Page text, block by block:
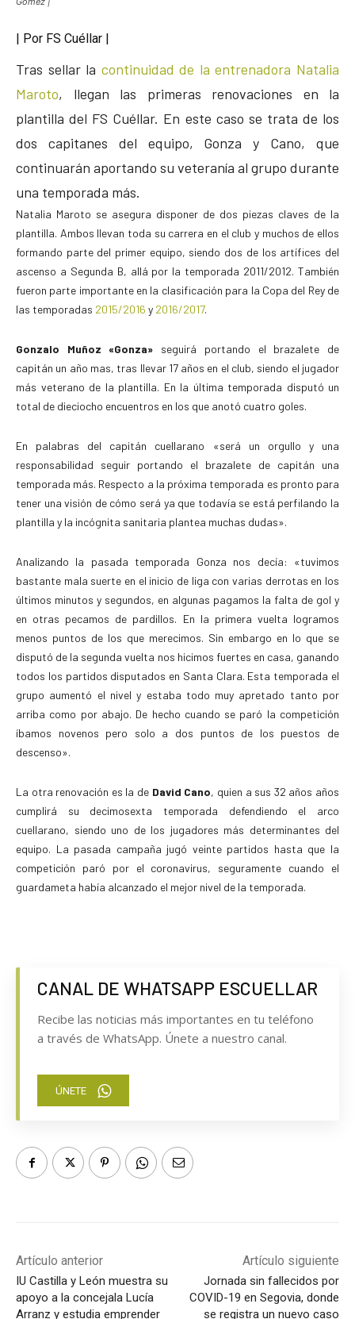
| Por FS Cuéllar |
Tras sellar la continuidad de la entrenadora Natalia
Maroto, llegan las primeras renovaciones en la
plantilla del FS Cuéllar. En este caso se trata de los
dos capitanes del equipo, Gonza y Cano, que
continuarán aportando su veteranía al grupo durante
una temporada más.
Natalia Maroto se asegura disponer de dos piezas claves de la
plantilla. Ambos llevan toda su carrera en el club y muchos de ellos
formando parte del primer equipo, siendo dos de los artífices del
ascenso a Segunda B, allá por la temporada 2011/2012. También
fueron parte importante en la clasificación para la Copa del Rey de
las temporadas 2015/2016 y 2016/2017.
Gonzalo Muñoz «Gonza» seguirá portando el brazalete de
capitán un año mas, tras llevar 17 años en el club, siendo el jugador
más veterano de la plantilla. En la última temporada disputó un
total de dieciocho encuentros en los que anotó cuatro goles.
En palabras del capitán cuellarano «será un orgullo y una
responsabilidad seguir portando el brazalete de capitán una
temporada más. Respecto a la próxima temporada es pronto para
tener una visión de cómo será ya que todavía se está perfilando la
plantilla y la incógnita sanitaria plantea muchas dudas».
Analizando la pasada temporada Gonza nos decía: «tuvimos
bastante mala suerte en el inicio de liga con varias derrotas en los
últimos minutos y segundos, en algunas pagamos la falta de gol y
en otras pecamos de pardillos. En la primera vuelta logramos
menos puntos de los que merecimos. Sin embargo en lo que se
disputó de la segunda vuelta nos hicimos fuertes en casa, ganando
todos los partidos disputados en Santa Clara. Esta temporada el
grupo aumentó el nivel y estaba todo muy apretado tanto por
arriba como por abajo. De hecho cuando se paró la competición
íbamos novenos pero solo a dos puntos de los puestos de
descenso».
La otra renovación es la de David Cano, quien a sus 32 años años
cumplirá su decimosexta temporada defendiendo el arco
cuellarano, siendo uno de los jugadores más determinantes del
equipo. La pasada campaña jugó veinte partidos hasta que la
competición paró por el coronavirus, seguramente cuando el
guardameta había alcanzado el mejor nivel de la temporada.
CANAL DE WHATSAPP ESCUELLAR
Recibe las noticias más importantes en tu teléfono
a través de WhatsApp. Únete a nuestro canal.
ÚNETE
Artículo anterior
IU Castilla y León muestra su
apoyo a la concejala Lucía
Arranz y estudia emprender
Artículo siguiente
Jornada sin fallecidos por
COVID-19 en Segovia, donde
se registra un nuevo caso